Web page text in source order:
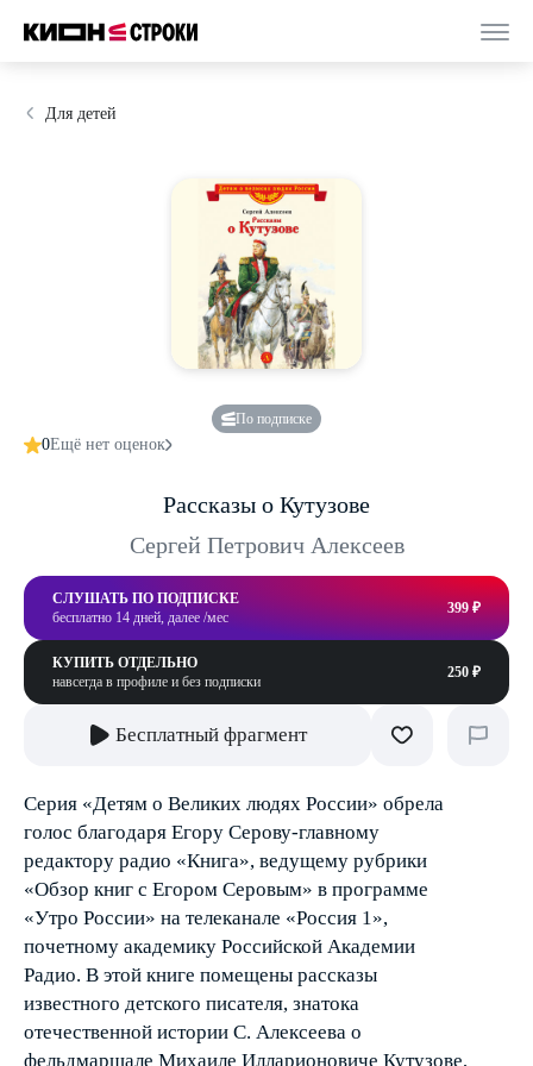
Для детей
По подписке
0Ещё нет оценок
Рассказы о Кутузове
Сергей Петрович Алексеев
СЛУШАТЬ ПО ПОДПИСКЕ
бесплатно 14 дней, далее /мес
399 ₽
КУПИТЬ ОТДЕЛЬНО
навсегда в профиле и без подписки
250 ₽
Бесплатный фрагмент
Серия «Детям о Великих людях России» обрела
голос благодаря Егору Серову-главному
редактору радио «Книга», ведущему рубрики
«Обзор книг с Егором Серовым» в программе
«Утро России» на телеканале «Россия 1»,
почетному академику Российской Академии
Радио. В этой книге помещены рассказы
известного детского писателя, знатока
отечественной истории С. Алексеева о
фельдмаршале Михаиле Илларионовиче Кутузове,